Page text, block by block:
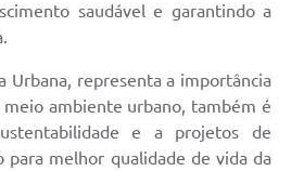
saudável e garantindo a
Urbana, representa a importância
ambiente urbano, também é
e a projetos de
para melhor qualidade de vida da